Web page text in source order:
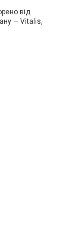
від
— Vitalis,